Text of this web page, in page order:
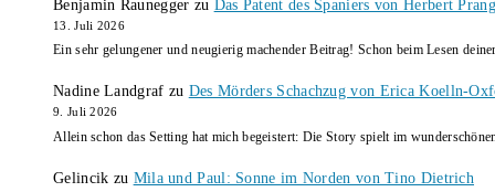
Benjamin Raunegger zu Das Patent des Spaniers von Herbert
13. Juli 2026
Ein sehr gelungener und neugierig machender Beitrag! Schon beim Lesen
Nadine Landgraf zu Des Mörders Schachzug von Erica Koelln-
9. Juli 2026
Allein schon das Setting hat mich begeistert: Die Story spielt im
Gelincik zu Mila und Paul: Sonne im Norden von Tino Dietrich